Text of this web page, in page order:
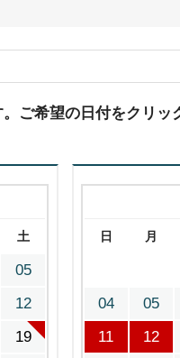
ご希望の日付をクリ
土
05
12
19
日 月
04
05
11
12